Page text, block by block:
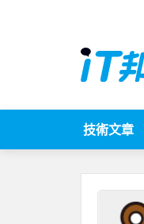
技術文章